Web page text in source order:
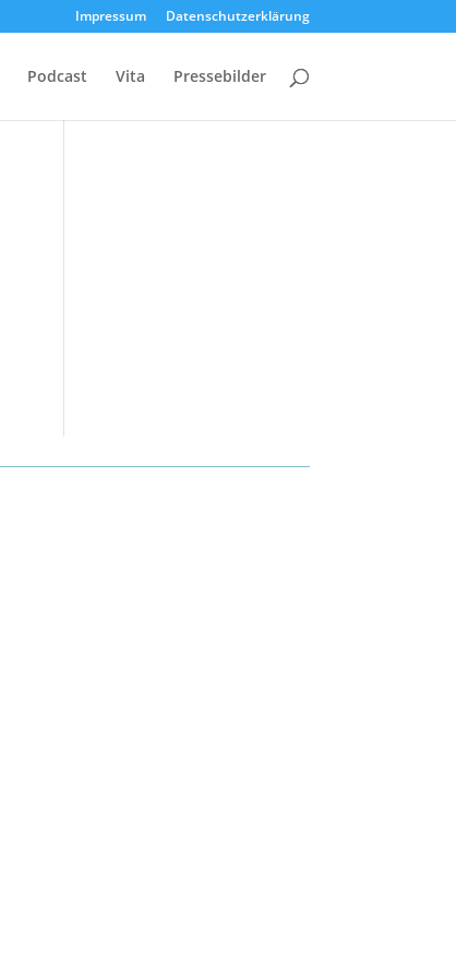
Impressum Datenschutzerklärung
Podcast Vita Pressebilder